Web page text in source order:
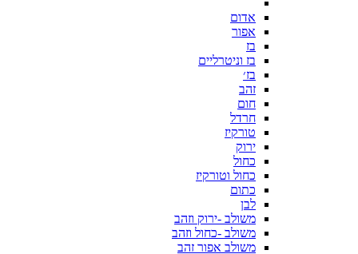
אדום
אפור
בז
בז וניטרליים
בז׳
זהב
חום
חרדל
טורקיז
ירוק
כחול
כחול וטורקיז
כתום
לבן
משולב -ירוק וזהב
משולב -כחול וזהב
משולב אפור זהב